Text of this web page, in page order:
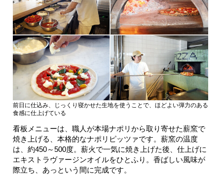
前日に仕込み、じっくり寝かせた生地を使うことで、ほどよい弾力のある
食感に仕上げている
看板メニューは、職人が本場ナポリから取り寄せた薪窯で
焼き上げる、本格的なナポリピッツァです。薪窯の温度
は、約450～500度。薪火で一気に焼き上げた後、仕上げに
エキストラヴァージンオイルをひとふり。香ばしい風味が
際立ち、あっという間に完成です。